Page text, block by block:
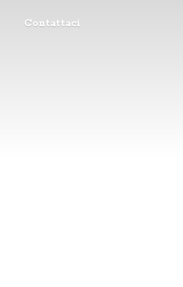
Contattaci